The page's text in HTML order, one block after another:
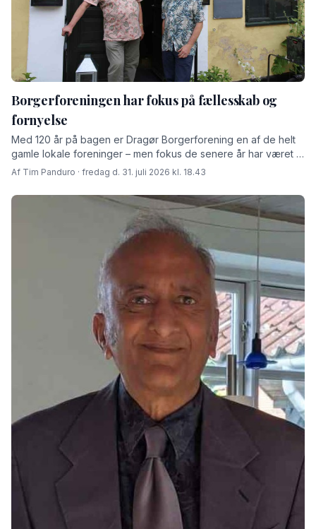
Borgerforeningen har fokus på fællesskab og
fornyelse
Med 120 år på bagen er Dragør Borgerforening en af de helt
gamle lokale foreninger – men fokus de senere år har været at
skabe rammer for fremtiden fortæller den afgåede formand
Af Tim Panduro · fredag d. 31. juli 2026 kl. 18.43